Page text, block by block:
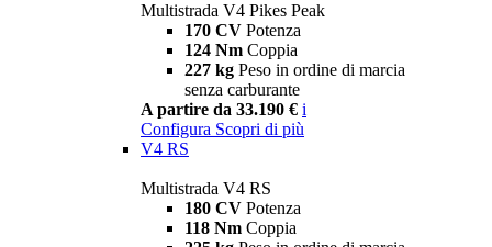
Multistrada V4 Pikes Peak
170 CV Potenza
124 Nm Coppia
227 kg Peso in ordine di marcia
senza carburante
A partire da 33.190 € i
Configura Scopri di più
V4 RS
Multistrada V4 RS
180 CV Potenza
118 Nm Coppia